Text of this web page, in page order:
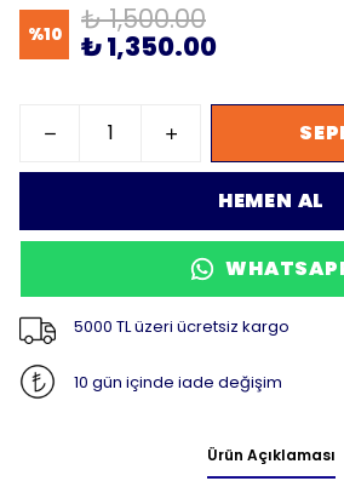
%10 ₺ 1,500.00
₺ 1,350.00
HEMEN AL
5000 TL üzeri ücretsiz kargo
10 gün içinde iade değişim
Ürün Açıklaması